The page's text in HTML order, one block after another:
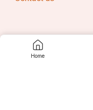
Home
Srujanee